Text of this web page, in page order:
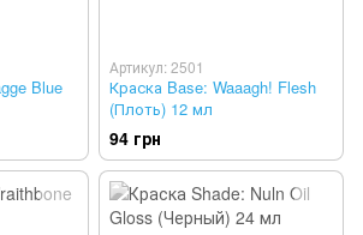
Blue
Артикул: 2501
Краска Base: Waaagh! Flesh
(Плоть) 12 мл
94 грн